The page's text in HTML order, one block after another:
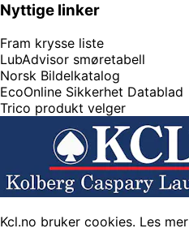
Nyttige linker
Fram krysse liste
LubAdvisor smøretabell
Norsk Bildelkatalog
EcoOnline Sikkerhet Datablad
Trico produkt velger
Kcl.no bruker cookies. Les mer